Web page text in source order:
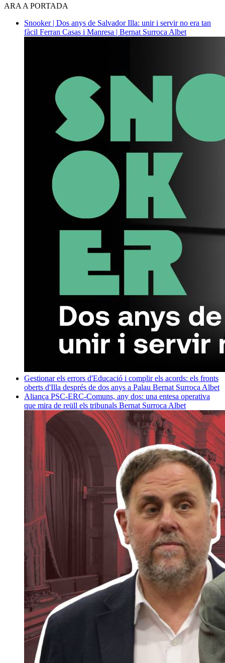
ARA A PORTADA
Snooker | Dos anys de Salvador Illa: unir i servir no era tan
fàcil Ferran Casas i Manresa | Bernat Surroca Albet
Gestionar els errors d'Educació i complir els acords: els fronts
oberts d'Illa després de dos anys a Palau Bernat Surroca Albet
Aliança PSC-ERC-Comuns, any dos: una entesa operativa
que mira de reüll els tribunals Bernat Surroca Albet